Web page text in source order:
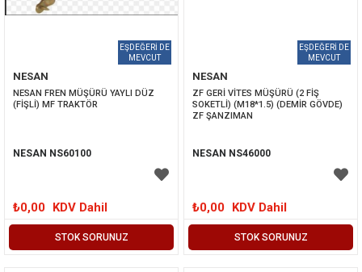
STOK SORUNUZ
NESAN
NESAN FREN MÜŞÜRÜ YAYLI DÜZ
(FİŞLİ) MF TRAKTÖR
NESAN NS60100
₺0,00 KDV Dahil
STOK SORUNUZ
NESAN
ZF GERİ VİTES MÜŞÜRÜ (2 FİŞ
SOKETLİ) (M18*1.5) (DEMİR GÖVDE)
ZF ŞANZIMAN
NESAN NS46000
₺0,00 KDV Dahil